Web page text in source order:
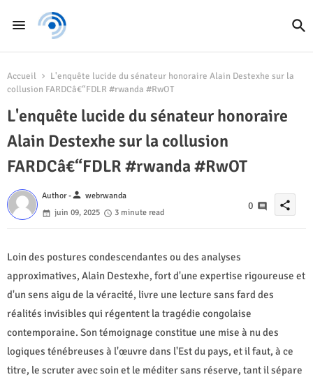
Accueil
L'enquête lucide du sénateur honoraire Alain Destexhe sur la
collusion FARDCâ€“FDLR #rwanda #RwOT
L'enquête lucide du sénateur honoraire
Alain Destexhe sur la collusion
FARDCâ€“FDLR #rwanda #RwOT
Author -person webrwanda
juin 09, 2025
3 minute read
0 share
Loin des postures condescendantes ou des analyses
approximatives, Alain Destexhe, fort d'une expertise rigoureuse et
d'un sens aigu de la véracité, livre une lecture sans fard des
réalités invisibles qui régentent la tragédie congolaise
contemporaine. Son témoignage constitue une mise à nu des
logiques ténébreuses à l'œuvre dans l'Est du pays, et il faut, à ce
titre, le scruter avec soin et le méditer sans réserve, tant il sépare